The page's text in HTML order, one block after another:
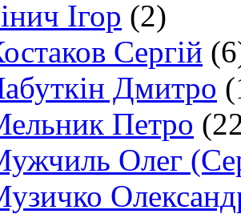
Ігор (2)
Сергій
Дмитро
Петро
Олег